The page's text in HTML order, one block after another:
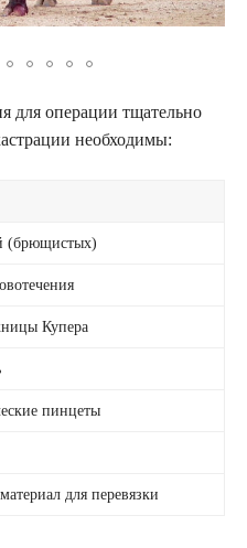
для операции тщательно
необходимы:
(брющистых)
Купера
пинцеты
для перевязки